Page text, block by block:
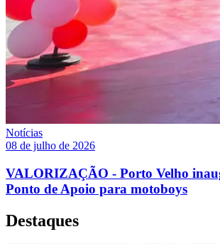
Notícias
08 de julho de 2026
VALORIZAÇÃO - Porto Velho
Ponto de Apoio para motoboys
Destaques